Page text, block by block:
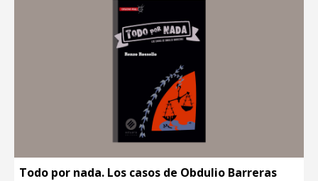
Todo por nada. Los casos de Obdulio Barreras